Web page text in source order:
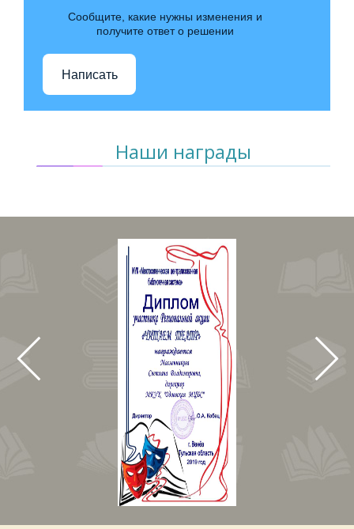
Сообщите, какие нужны изменения и
получите ответ о решении
Написать
Наши награды